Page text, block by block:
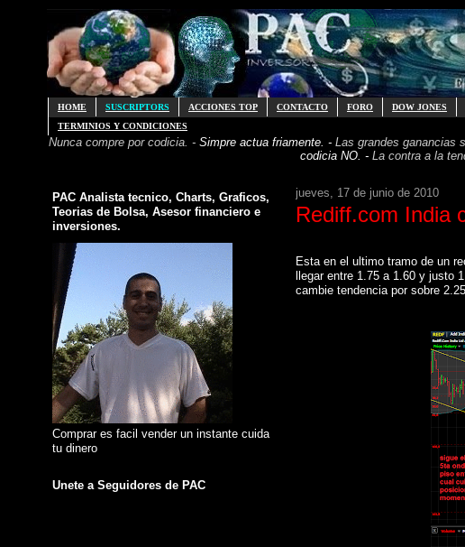
HOME SUSCRIPTORS ACCIONES TOP CONTACTO FORO DOW JONES
TERMINIOS Y CONDICIONES
Nunca compre por codicia. - Simpre actua friamente. - Las grandes ganancias
codicia NO. - La contra a la
PAC Analista tecnico, Charts, Graficos,
Teorias de Bolsa, Asesor financiero e
inversiones.
Comprar es facil vender un instante cuida
tu dinero
Unete a Seguidores de PAC
jueves, 17 de junio de 2010
Rediff.com India
Esta en el ultimo tramo de un
llegar entre 1.75 a 1.60 y justo
cambie tendencia por sobre